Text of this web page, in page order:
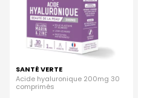
SANTÉ VERTE
Acide hyaluronique 200mg 30
comprimés